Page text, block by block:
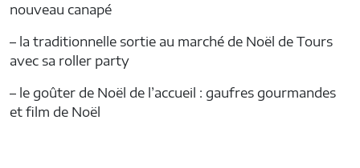
nouveau canapé
– la traditionnelle sortie au marché de Noël de Tours
avec sa roller party
– le goûter de Noël de l’accueil : gaufres gourmandes
et film de Noël